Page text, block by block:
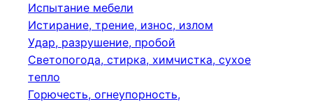
Испытание мебели
Истирание, трение, износ, излом
Удар, разрушение, пробой
Светопогода, стирка, химчистка, сухое
тепло
Горючесть, огнеупорность,